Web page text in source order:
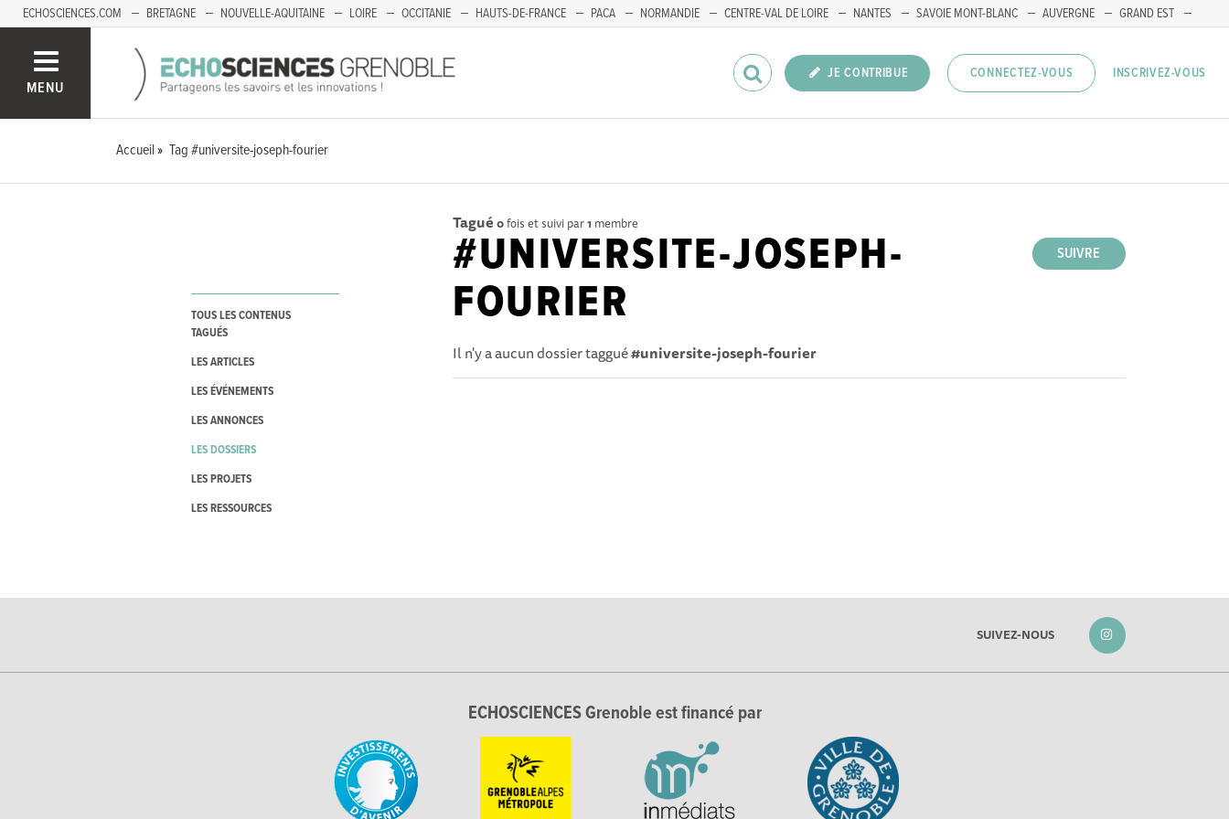
ECHOSCIENCES.COM BRETAGNE NOUVELLE-AQUITAINE LOIRE OCCITANIE HAUTS-DE-FRANCE PACA NORMANDIE CENTRE-VAL DE LOIRE NANTES SAVOIE MONT-BLANC AUVERGNE
GRAND EST
MENU
JE CONTRIBUE CONNECTEZ-VOUS INSCRIVEZ-VOUS
Accueil Tag #universite-joseph-fourier
TOUS LES CONTENUS
TAGUÉS
LES ARTICLES
LES ÉVÉNEMENTS
LES ANNONCES
LES DOSSIERS
LES PROJETS
LES RESSOURCES
Tagué 0fois et suivi par1 membre
SUIVRE
#UNIVERSITE-JOSEPH-
FOURIER
Il n'y a aucun dossier taggué#universite-joseph-fourier
SUIVEZ-NOUS
ECHOSCIENCES Grenoble est financé par